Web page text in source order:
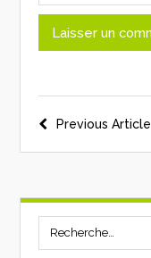
Previous Article